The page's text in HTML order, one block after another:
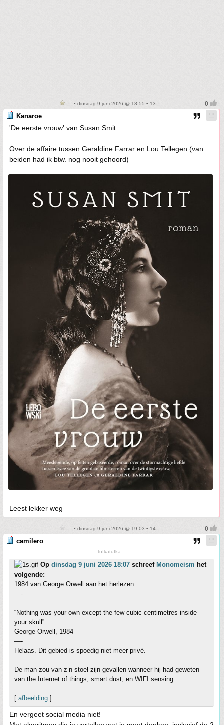
• dinsdag 9 juni 2026 @ 18:55 • 13
Kanaroe
'De eerste vrouw' van Susan Smit
Over de affaire tussen Geraldine Farrar en Lou Tellegen (van
beiden had ik btw. nog nooit gehoord)
Leest lekker weg
• dinsdag 9 juni 2026 @ 19:03 • 14
camilero
tufkatufka...
Op dinsdag 9 juni 2026 18:07 schreef Monomeism het
volgende:
1984 van George Orwell aan het herlezen.
—-
“Nothing was your own except the few cubic centimetres inside
your skull”
George Orwell, 1984
—-
Helaas. Dit gebied is spoedig niet meer privé.
De man zou van z’n stoel zijn gevallen wanneer hij had geweten
van the Internet of things, smart dust, en WIFI sensing.
[ afbeelding ]
En vergeet social media niet!